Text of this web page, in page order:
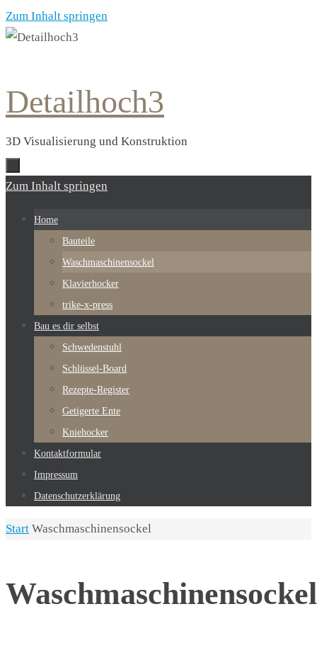
Zum Inhalt springen
Detailhoch3
3D Visualisierung und Konstruktion
Zum Inhalt springen
Home
Bauteile
Waschmaschinensockel
Klavierhocker
trike-x-press
Bau es dir selbst
Schwedenstuhl
Schlüssel-Board
Rezepte-Register
Getigerte Ente
Kniehocker
Kontaktformular
Impressum
Datenschutzerklärung
Start Waschmaschinensockel
Waschmaschinensockel